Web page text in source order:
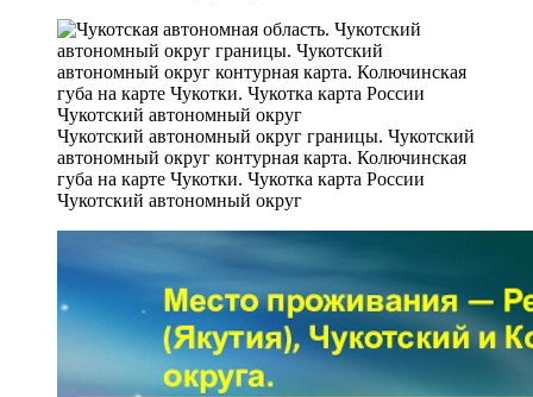
Чукотский автономный округ границы. Чукотский
автономный округ контурная карта. Колючинская
губа на карте Чукотки. Чукотка карта России
Чукотский автономный округ